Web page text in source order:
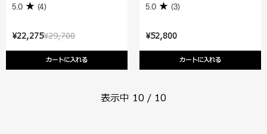
¥29,700
¥22,275
カートに入れる
5.0 (4)
¥52,800
カートに入れる
5.0 (3)
表示中 10 / 10